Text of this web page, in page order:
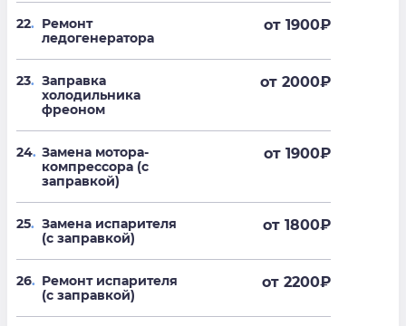
22. Ремонт
ледогенератора
от 1900₽
23. Заправка
холодильника
фреоном
от 2000₽
24. Замена мотора-
компрессора (с
заправкой)
от 1900₽
25. Замена испарителя
(с заправкой)
от 1800₽
26. Ремонт испарителя
(с заправкой)
от 2200₽